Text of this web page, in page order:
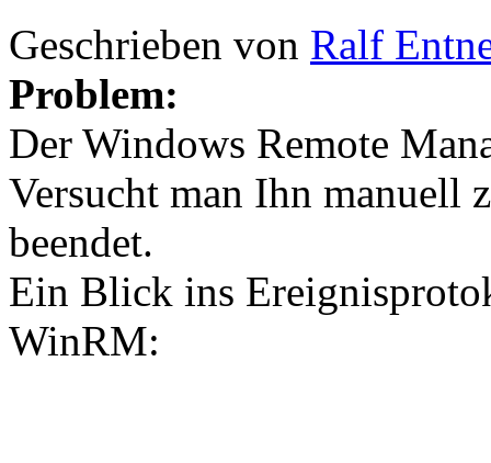
Geschrieben von Ralf
Problem:
Der Windows Remote
Versucht man Ihn manuell
beendet.
Ein Blick ins
WinRM: